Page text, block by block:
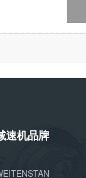
速机品牌